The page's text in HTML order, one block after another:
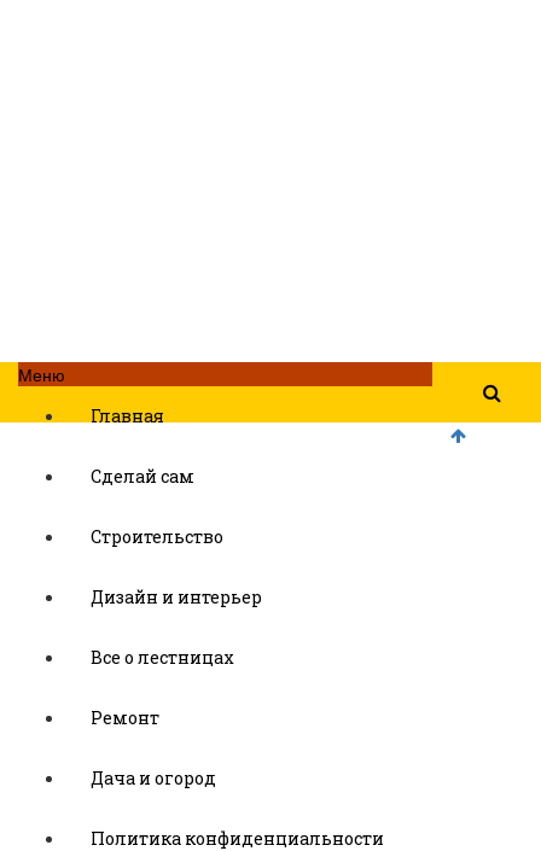
Меню
Главная
Сделай сам
Строительство
Дизайн и интерьер
Все о лестницах
Ремонт
Дача и огород
Политика конфиденциальности